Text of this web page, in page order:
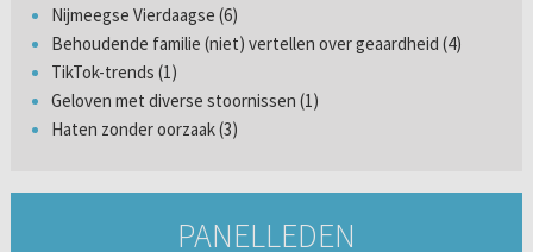
Nijmeegse Vierdaagse (6)
Behoudende familie (niet) vertellen over geaardheid (4)
TikTok-trends (1)
Geloven met diverse stoornissen (1)
Haten zonder oorzaak (3)
PANELLEDEN